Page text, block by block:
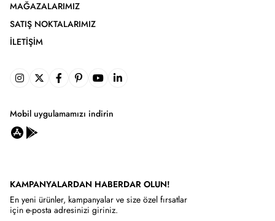
MAĞAZALARIMIZ
SATIŞ NOKTALARIMIZ
İLETIŞIM
Mobil uygulamamızı indirin
KAMPANYALARDAN HABERDAR OLUN!
En yeni ürünler, kampanyalar ve size özel fırsatlar
için e-posta adresinizi giriniz.